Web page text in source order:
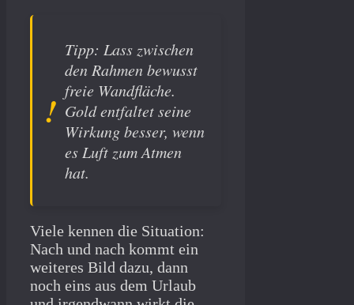
Tipp: Lass zwischen
den Rahmen bewusst
freie Wandfläche.
Gold entfaltet seine
Wirkung besser, wenn
es Luft zum Atmen
hat.
Viele kennen die Situation:
Nach und nach kommt ein
weiteres Bild dazu, dann
noch eins aus dem Urlaub